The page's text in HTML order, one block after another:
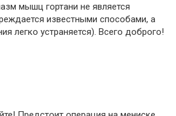
мышц гортани не является
известными способами, а
легко устраняется). Всего доброго!